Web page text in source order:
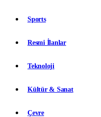
Sports
Resmi İlanlar
Teknoloji
Kültür & Sanat
Çevre